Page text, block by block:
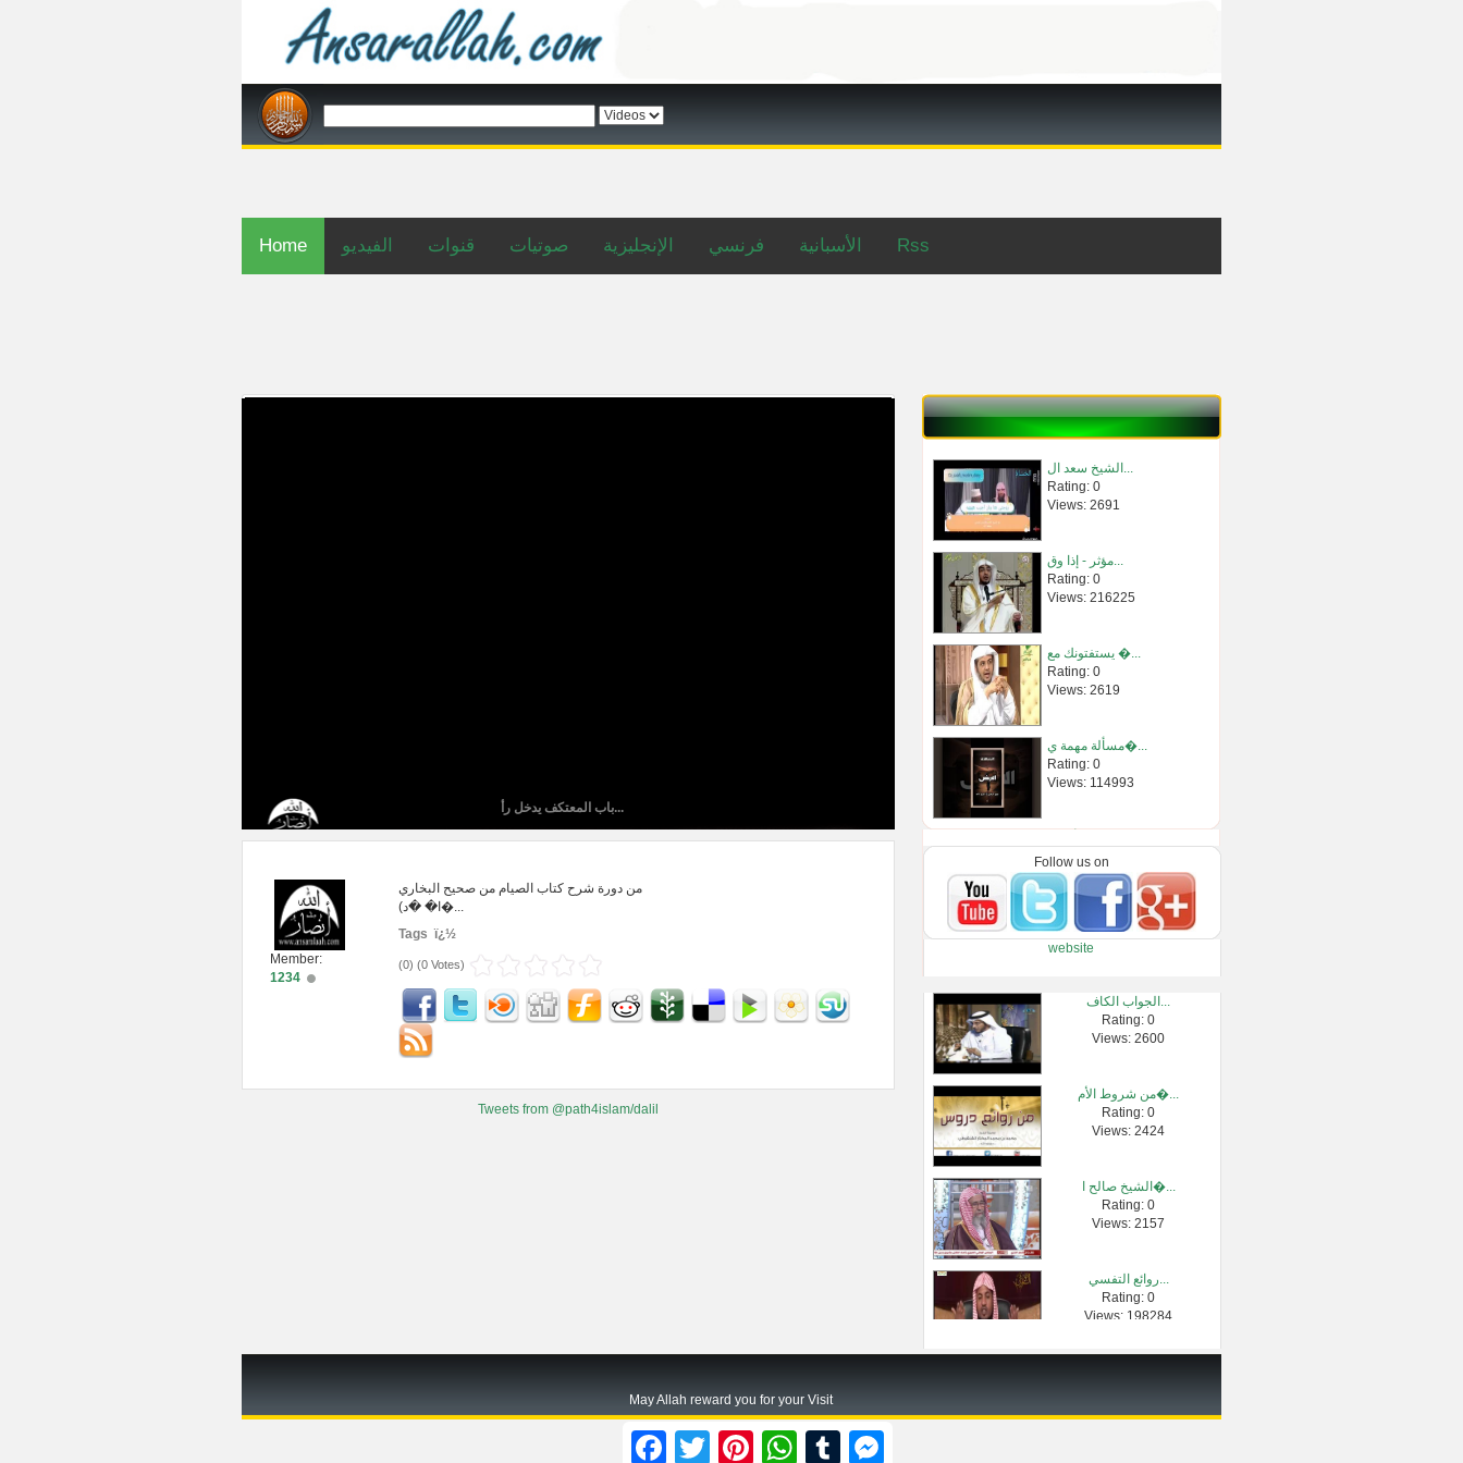
Home الفيديو قنوات صوتيات الإنجليزية فرنسي الأسبانية Rss
باب المعتكف يدخل رأ...
Member:
1234
من دورة شرح كتاب الصيام من صحيح البخاري
(ا� �د�...
Tags ï¿½
(0) (0 Votes)
Tweets from @path4islam/dalil
الشيخ سعد ال...
Rating: 0
Views: 2691
مؤثر - إذا وق...
Rating: 0
Views: 216225
يستفتونك مع �...
Rating: 0
Views: 2619
مسألة مهمة ي�...
Rating: 0
Views: 114993
Rating: 0
Views: 2788
لماذا وصف ال�...
Rating: 0
خير الزاد ال�...
Rating: 0
268 - حكم الجلو...
Rating: 0
حول كفارات ا�...
Rating: 0
قوة علم الشي�...
Rating: 0
Follow us on
website
الجواب الكاف...
Rating: 0
Views: 2600
من شروط الأم�...
Rating: 0
Views: 2424
الشيخ صالح ا�...
Rating: 0
Views: 2157
روائع التفسي...
Rating: 0
Views: 198284
May Allah reward you for your Visit
FacebookTwitter Pinterest WhatsAppTumblr